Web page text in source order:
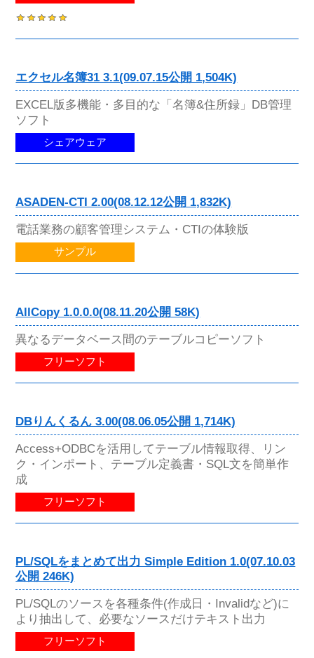
エクセル名簿31 3.1(09.07.15公開 1,504K)
EXCEL版多機能・多目的な「名簿&住所録」DB管理
ソフト
シェアウェア
ASADEN-CTI 2.00(08.12.12公開 1,832K)
電話業務の顧客管理システム・CTIの体験版
サンプル
AllCopy 1.0.0.0(08.11.20公開 58K)
異なるデータベース間のテーブルコピーソフト
フリーソフト
DBりんくるん 3.00(08.06.05公開 1,714K)
Access+ODBCを活用してテーブル情報取得、リン
ク・インポート、テーブル定義書・SQL文を簡単作
成
フリーソフト
PL/SQLをまとめて出力 Simple Edition 1.0(07.10.03
公開 246K)
PL/SQLのソースを各種条件(作成日・Invalidなど)に
より抽出して、必要なソースだけテキスト出力
フリーソフト